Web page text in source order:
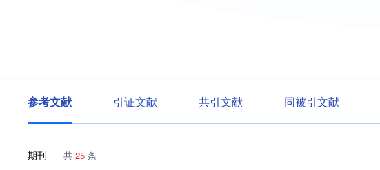
参考文献 引证文献 共引文献 同被引文献
期刊 共 25 条